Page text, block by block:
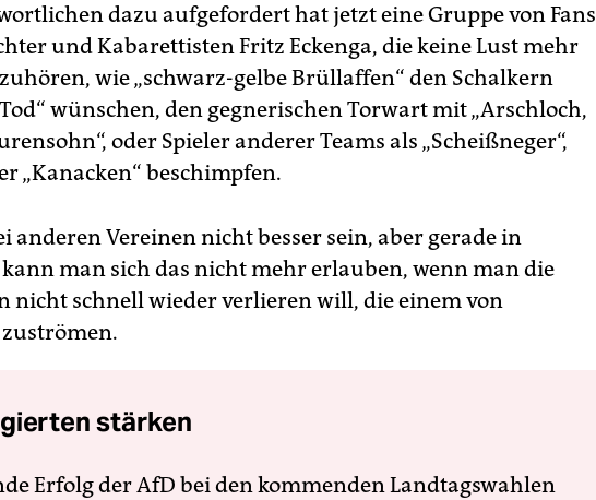
dazu aufgefordert hat jetzt eine Gruppe von Fans
und Kabarettisten Fritz Eckenga, die keine Lust mehr
wie „schwarz-gelbe Brüllaffen“ den Schalkern
wünschen, den gegnerischen Torwart mit „Arschloch,
oder Spieler anderer Teams als „Scheißneger“,
„Kanacken“ beschimpfen.
anderen Vereinen nicht besser sein, aber gerade in
man sich das nicht mehr erlauben, wenn man die
nicht schnell wieder verlieren will, die einem von
stärken
Erfolg der AfD bei den kommenden Landtagswahlen